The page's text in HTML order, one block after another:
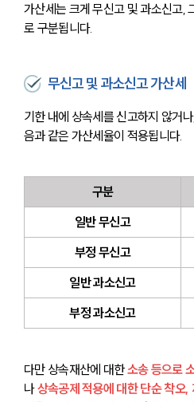
가산세는 크게 무신고 및 과소신고,
로 구분됩니다.
무신고 및 과소신고 가산세
기한 내에 상속세를 신고하지 않거
음과 같은 가산세율이 적용됩니다.
구분
일반 무신고
부정 무신고
일반 과소신고
부정 과소신고
다만 상속재산에 대한 소송 등으로
나 상속공제 적용에 대한 단순 착오,